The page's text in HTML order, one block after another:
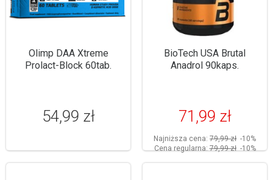
Olimp DAA Xtreme
Prolact-Block 60tab.
54,99 zł
BioTech USA Brutal
Anadrol 90kaps.
71,99 zł
Najniższa cena: 79,99 zł -10%
Cena regularna:79,99 zł -10%